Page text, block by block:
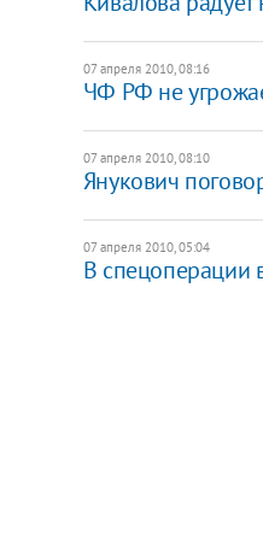
07 апреля 2010, 08:16
ЧФ РФ не
07 апреля 2010, 08:10
Янукович
07 апреля 2010, 05:04
В спецоперации